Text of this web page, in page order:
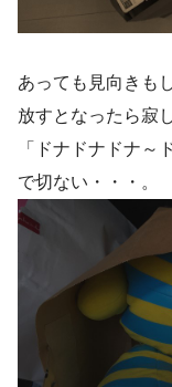
あっても見向きも
放すとなったら寂
「ドナドナドナ～
で切ない・・・。